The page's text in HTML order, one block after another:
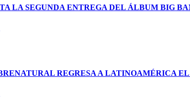
LA SEGUNDA ENTREGA DEL ÁLBUM BIG
REGRESA A LATINOAMÉRICA